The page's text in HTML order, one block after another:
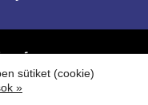
fenntartva
sütiket (cookie)
»